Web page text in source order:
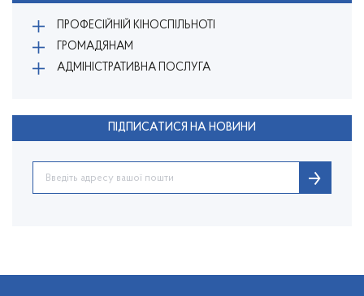
ПРОФЕСІЙНІЙ КІНОСПІЛЬНОТІ
ГРОМАДЯНАМ
АДМІНІСТРАТИВНА ПОСЛУГА
ПІДПИСАТИСЯ НА НОВИНИ